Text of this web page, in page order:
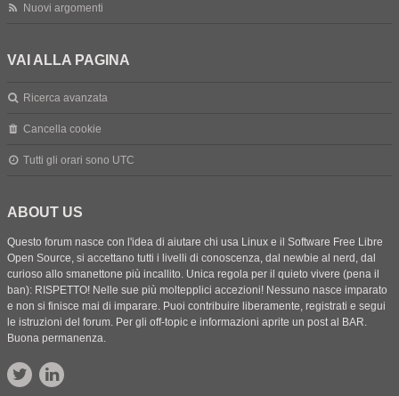
Nuovi argomenti
VAI ALLA PAGINA
Ricerca avanzata
Cancella cookie
Tutti gli orari sono UTC
ABOUT US
Questo forum nasce con l'idea di aiutare chi usa Linux e il Software Free Libre
Open Source, si accettano tutti i livelli di conoscenza, dal newbie al nerd, dal
curioso allo smanettone più incallito. Unica regola per il quieto vivere (pena il
ban): RISPETTO! Nelle sue più moltepplici accezioni! Nessuno nasce imparato
e non si finisce mai di imparare. Puoi contribuire liberamente, registrati e segui
le istruzioni del forum. Per gli off-topic e informazioni aprite un post al BAR.
Buona permanenza.